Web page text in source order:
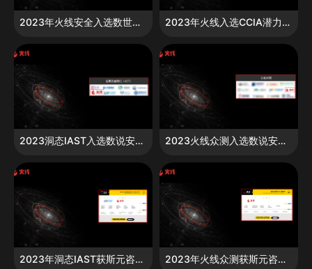
2023年火线安全入选数世咨询中国数字安全专精特新100强 2023年火线入选CCIA潜力之星30强
2023洞态IAST入选数说安全全景图AST领域 2023火线众测入选数说安全全景图安全众测领域
2023年洞态IAST获斯元咨询「网安新兴赛道厂商速查指南星标推荐」 2023年火线众测获斯元咨询「网安新兴赛道厂商速查指南星标推荐」